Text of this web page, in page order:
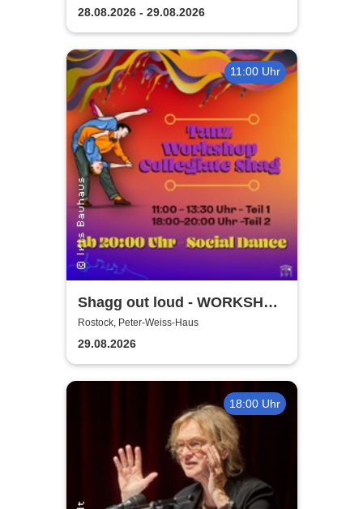
28.08.2026 - 29.08.2026
11:00 Uhr
Shagg out loud - WORKSHOP
+ Social Dance | Peter Weiss
Haus Rostock
Rostock, Peter-Weiss-Haus
29.08.2026
18:00 Uhr